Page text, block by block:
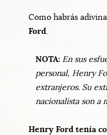
Como habrás
Ford.
NOTA: En sus
personal, Henry
extranjeros. Su
nacionalista son a
Henry Ford tenía